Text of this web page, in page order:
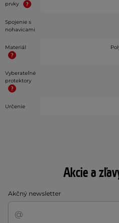
prvky
Spojenie s
nohavicami
Materiál
Vyberateľné
protektory
Určenie
Akcie a
Akčný newsletter